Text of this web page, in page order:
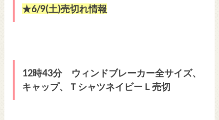
★6/9(土)売切れ情報
12時43分 ウィンドブレーカー全サイズ、
キャップ、ＴシャツネイビーＬ売切